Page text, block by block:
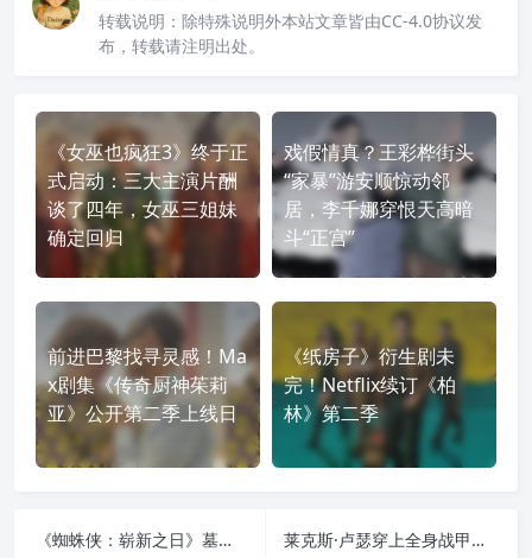
转载说明： 除特殊说明外本站文章皆由CC-4.0协议发
布，转载请注明出处。
《女巫也疯狂3》终于正
式启动：三大主演片酬
谈了四年，女巫三姐妹
确定回归
戏假情真？王彩桦街头
“家暴”游安顺惊动邻
居，李千娜穿恨天高暗
斗“正宫”
前进巴黎找寻灵感！Ma
x剧集《传奇厨神茱莉
亚》公开第二季上线日
《纸房子》衍生剧未
完！Netflix续订《柏
林》第二季
《蜘蛛侠：崭新之日》墓石造型首曝：纽约街头宇宙要被重新点燃？
莱克斯·卢瑟穿上全身战甲，《超人》续集却要让他与超人联手？